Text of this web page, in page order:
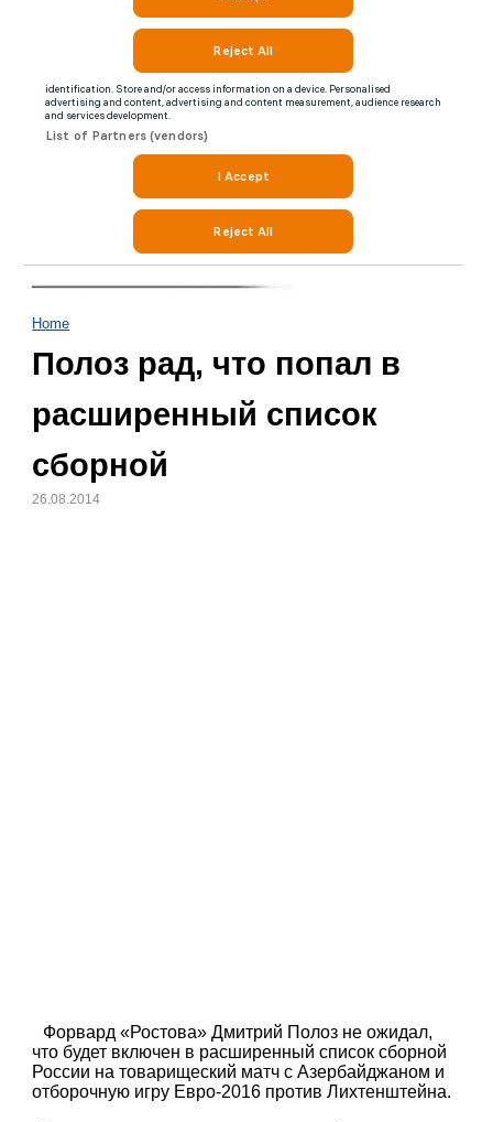
Home
Полоз рад, что попал в
расширенный список
сборной
26.08.2014
Форвард «Ростова» Дмитрий Полоз не ожидал,
что будет включен в расширенный список сборной
России на товарищеский матч с Азербайджаном и
отборочную игру Евро-2016 против Лихтенштейна.